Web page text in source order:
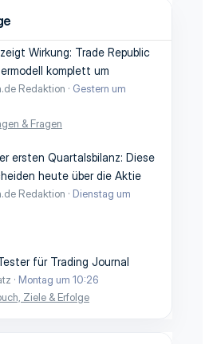
Wirkung: Trade Republic
komplett um
Redaktion
Gestern um
& Fragen
ersten Quartalsbilanz: Diese
heute über die Aktie
Redaktion
Dienstag um
für Trading Journal
Montag um 10:26
Ziele & Erfolge